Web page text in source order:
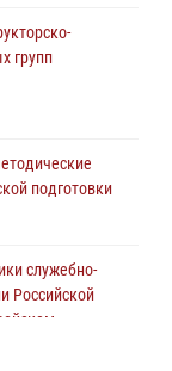
групп
подготовки
служебно-
Российской